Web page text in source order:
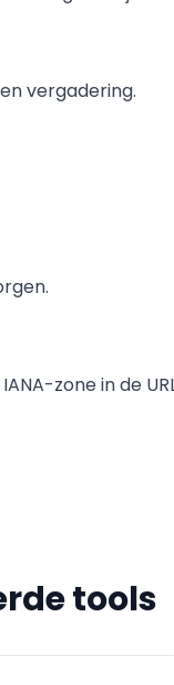
vergadering.
zone in de
tools